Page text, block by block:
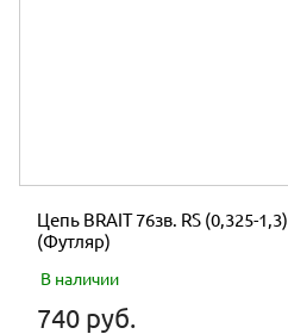
Цепь BRAIT 76зв. RS (0,325-1,3)
(Футляр)
В наличии
740 руб.